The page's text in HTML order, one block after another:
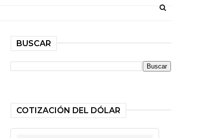
BUSCAR
COTIZACIÓN DEL DÓLAR